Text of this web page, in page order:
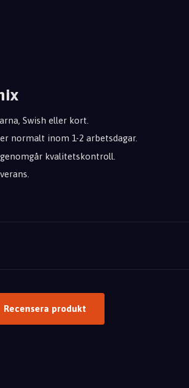
Swish eller kort.
normalt inom 1-2 arbetsdagar.
kvalitetskontroll.
Recensera produkt